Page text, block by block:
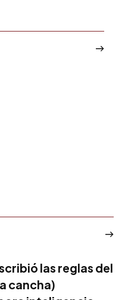
las reglas del
cancha)